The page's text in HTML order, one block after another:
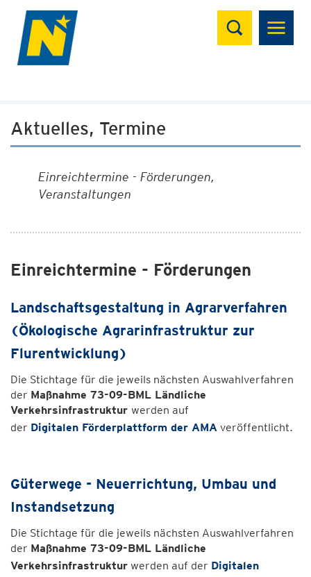
Suchen
Aktuelles, Termine
Einreichtermine - Förderungen,
Veranstaltungen
Einreichtermine - Förderungen
Landschaftsgestaltung in Agrarverfahren
(Ökologische Agrarinfrastruktur zur
Flurentwicklung)
Die Stichtage für die jeweils nächsten Auswahlverfahren
der Maßnahme 73-09-BML Ländliche
Verkehrsinfrastruktur werden auf
der Digitalen Förderplattform der AMA veröffentlicht.
Güterwege - Neuerrichtung, Umbau und
Instandsetzung
Die Stichtage für die jeweils nächsten Auswahlverfahren
der Maßnahme 73-09-BML Ländliche
Verkehrsinfrastruktur werden auf der Digitalen